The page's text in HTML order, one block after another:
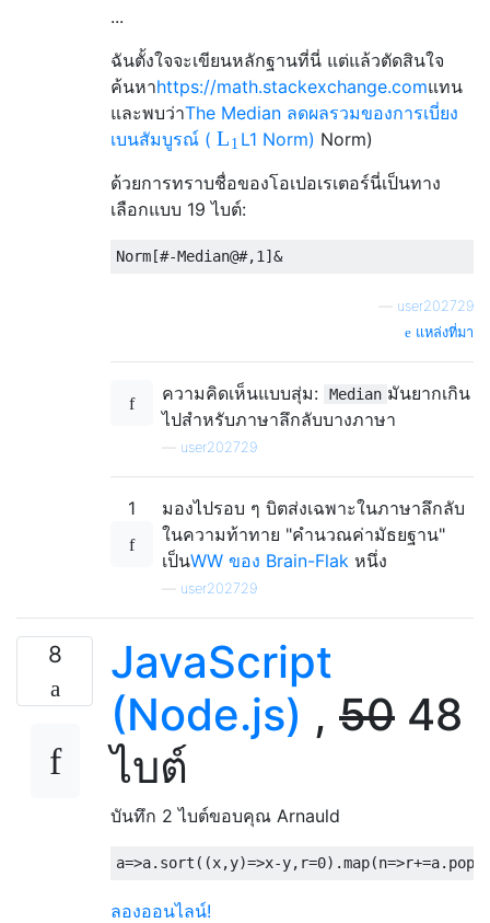
...
ฉันตั้งใจจะเขียนหลักฐานที่นี่ แต่แล้วตัดสินใจ
ค้นหาhttps://math.stackexchange.comแทน
และพบว่าThe Median ลดผลรวมของการเบี่ยง
เบนสัมบูรณ์ ( L 1 L1 Norm) Norm)
ด้วยการทราบชื่อของโอเปอเรเตอร์นี่เป็นทาง
เลือกแบบ 19 ไบต์:
user202729
แหล่งที่มา
ความคิดเห็นแบบสุ่ม: Median มันยากเกิน
ไปสำหรับภาษาลึกลับบางภาษา
user202729
1
มองไปรอบ ๆ บิตส่งเฉพาะในภาษาลึกลับ
ในความท้าทาย "คำนวณค่ามัธยฐาน"
เป็นWW ของ Brain-Flak หนึ่ง
user202729
8
JavaScript
(Node.js) , 50 48
ไบต์
บันทึก 2 ไบต์ขอบคุณ Arnauld
a=>a. sort ((x,y)=>x-y, r=0).map(n=>r+=a. pop
ลองออนไลน์!